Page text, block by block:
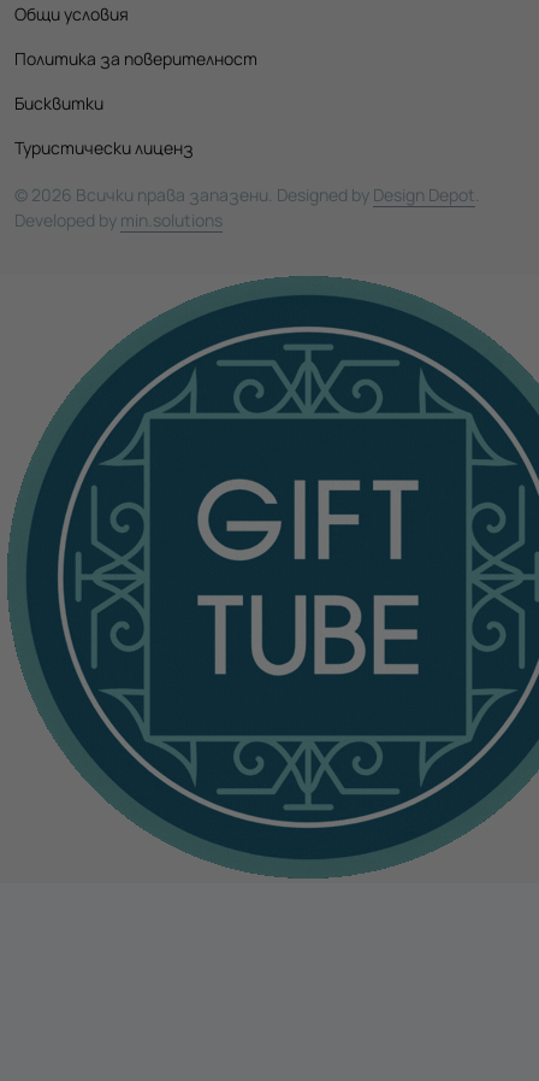
Общи условия
Политика за поверителност
Бисквитки
Туристически лиценз
© 2026 Всички права запазени. Designed by Design Depot
Developed by min.solutions